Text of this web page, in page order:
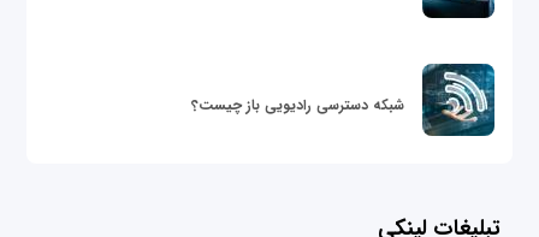
شبکه دسترسی رادیویی باز چیست؟
تبلیغات لینکی